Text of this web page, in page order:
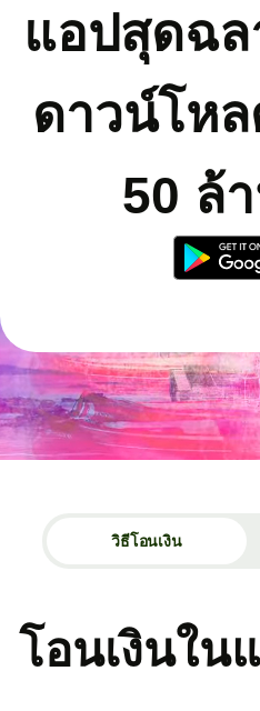
แอปสุดฉ
ดาวน์โห
50 ล้
วิธีโอนเงิน
โอนเงินใ